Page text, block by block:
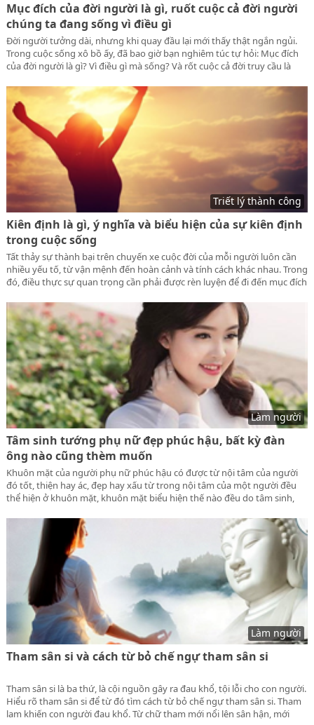
Mục đích của đời người là gì, ruốt cuộc cả đời người
chúng ta đang sống vì điều gì
Đời người tưởng dài, nhưng khi quay đầu lại mới thấy thật ngắn ngủi.
Trong cuộc sống xô bồ ấy, đã bao giờ bạn nghiêm túc tự hỏi: Mục đích
của đời người là gì? Vì điều gì mà sống? Và rốt cuộc cả đời truy cầu là
Triết lý thành công
Kiên định là gì, ý nghĩa và biểu hiện của sự kiên định
trong cuộc sống
Tất thảy sự thành bại trên chuyến xe cuộc đời của mỗi người luôn cần
nhiều yếu tố, từ vận mệnh đến hoàn cảnh và tính cách khác nhau. Trong
đó, điều thực sự quan trọng cần phải được rèn luyện để đi đến mục đích
Kiên định là gì, ý nghĩa và biểu hiện của sự kiên định trong cuộc sống
như thế nào.
Làm người
Tâm sinh tướng phụ nữ đẹp phúc hậu, bất kỳ đàn
ông nào cũng thèm muốn
Khuôn mặt của người phụ nữ phúc hậu có được từ nội tâm của người
đó tốt, thiện hay ác, đẹp hay xấu từ trong nội tâm của một người đều
thể hiện ở khuôn mặt, khuôn mặt biểu hiện thế nào đều do tâm sinh,
có thiện tâm, ắt sẽ có vẻ đẹp bên ngoài.
Làm người
Tham sân si và cách từ bỏ chế ngự tham sân si
Tham sân si là ba thứ, là cội nguồn gây ra đau khổ, tội lỗi cho con người.
Hiểu rõ tham sân si để từ đó tìm cách từ bỏ chế ngự tham sân si. Tham
lam khiến con người đau khổ. Từ chữ tham mới nổi lên sân hận, mới